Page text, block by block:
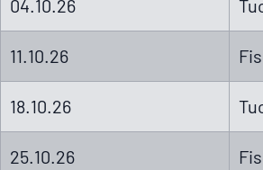
04.10.26
11.10.26
18.10.26
25.10.26